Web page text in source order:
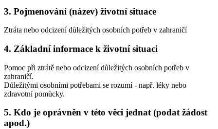
3. Pojmenování (název) životní situace
Ztráta nebo odcizení důležitých osobních potřeb v zahraničí
4. Základní informace k životní situaci
Pomoc při ztrátě nebo odcizení důležitých osobních potřeb v
zahraničí.
Důležitými osobními potřebami se rozumí - např. léky nebo
zdravotní pomůcky.
5. Kdo je oprávněn v této věci jednat (podat žádost
apod.)